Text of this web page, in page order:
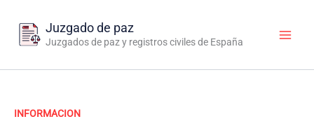
contenido
Juzgado de paz
Juzgados de paz y registros civiles de España
INFORMACION